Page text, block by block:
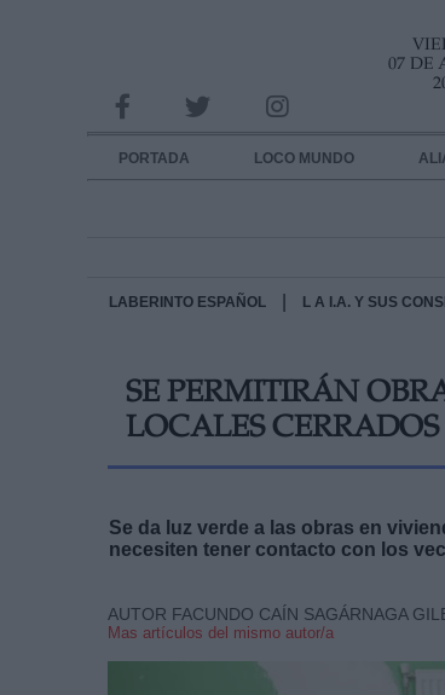
07 DE
PORTADA LOCO MUNDO
LABERINTO ESPAÑOL L A I.A. Y SUS
SE PERMITIRÁN
LOCALES CERRADOS
Se da luz verde a las obras en
necesiten tener contacto con los
AUTOR FACUNDO CAÍN SAGÁRNAGA
Mas artículos del mismo autor/a
INFORMACION SOBRE LA PROTECCIÓN DE TUS
Responsable:
Destinatarios:
link
Información adicional
link